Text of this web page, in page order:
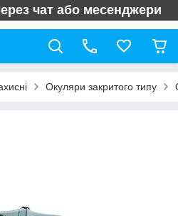
чат або месенджери
Окуляри закритого типу